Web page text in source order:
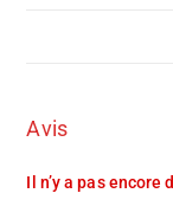
Avis
Il n’y a pas encore